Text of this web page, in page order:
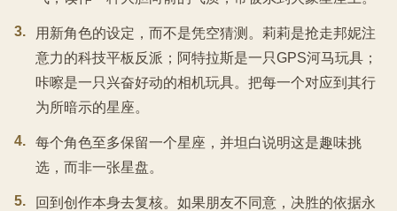
3.
用新角色的设定，而不是凭空猜测。莉莉是抢走邦妮注
意力的科技平板反派；阿特拉斯是一只GPS河马玩具；
咔嚓是一只兴奋好动的相机玩具。把每一个对应到其行
为所暗示的星座。
4.
每个角色至多保留一个星座，并坦白说明这是趣味挑
选，而非一张星盘。
5.
回到创作本身去复核。如果朋友不同意，决胜的依据永